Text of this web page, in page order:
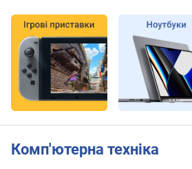
n
t
s
е
C
Комп'ютерна техніка